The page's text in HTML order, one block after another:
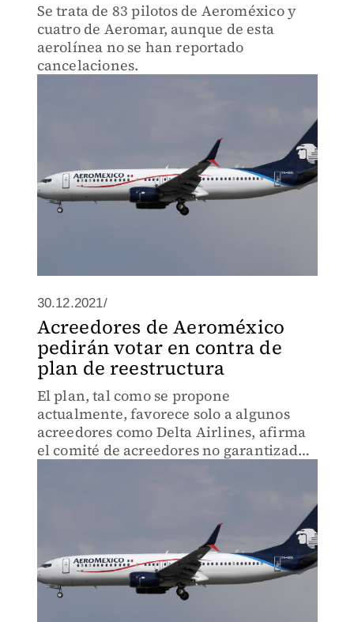
Se trata de 83 pilotos de Aeroméxico y
cuatro de Aeromar, aunque de esta
aerolínea no se han reportado
cancelaciones.
30.12.2021/
Acreedores de Aeroméxico
pedirán votar en contra de
plan de reestructura
El plan, tal como se propone
actualmente, favorece solo a algunos
acreedores como Delta Airlines, afirma
el comité de acreedores no garantizados